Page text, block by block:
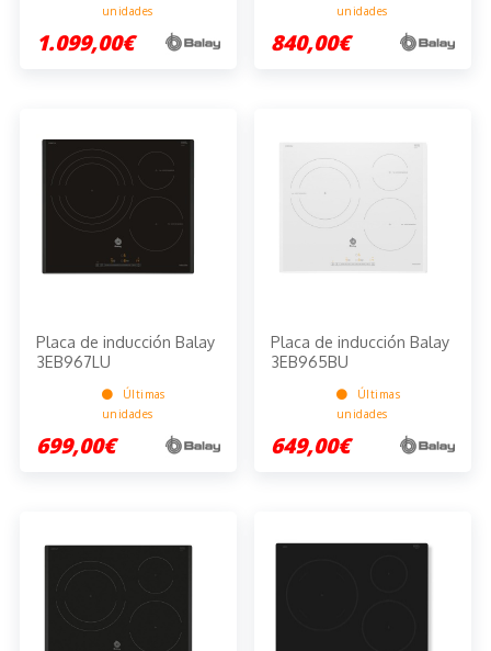
unidades
1.099,00€
unidades
840,00€
Placa de inducción Balay
3EB967LU
Últimas
unidades
699,00€
Placa de inducción Balay
3EB965BU
Últimas
unidades
649,00€